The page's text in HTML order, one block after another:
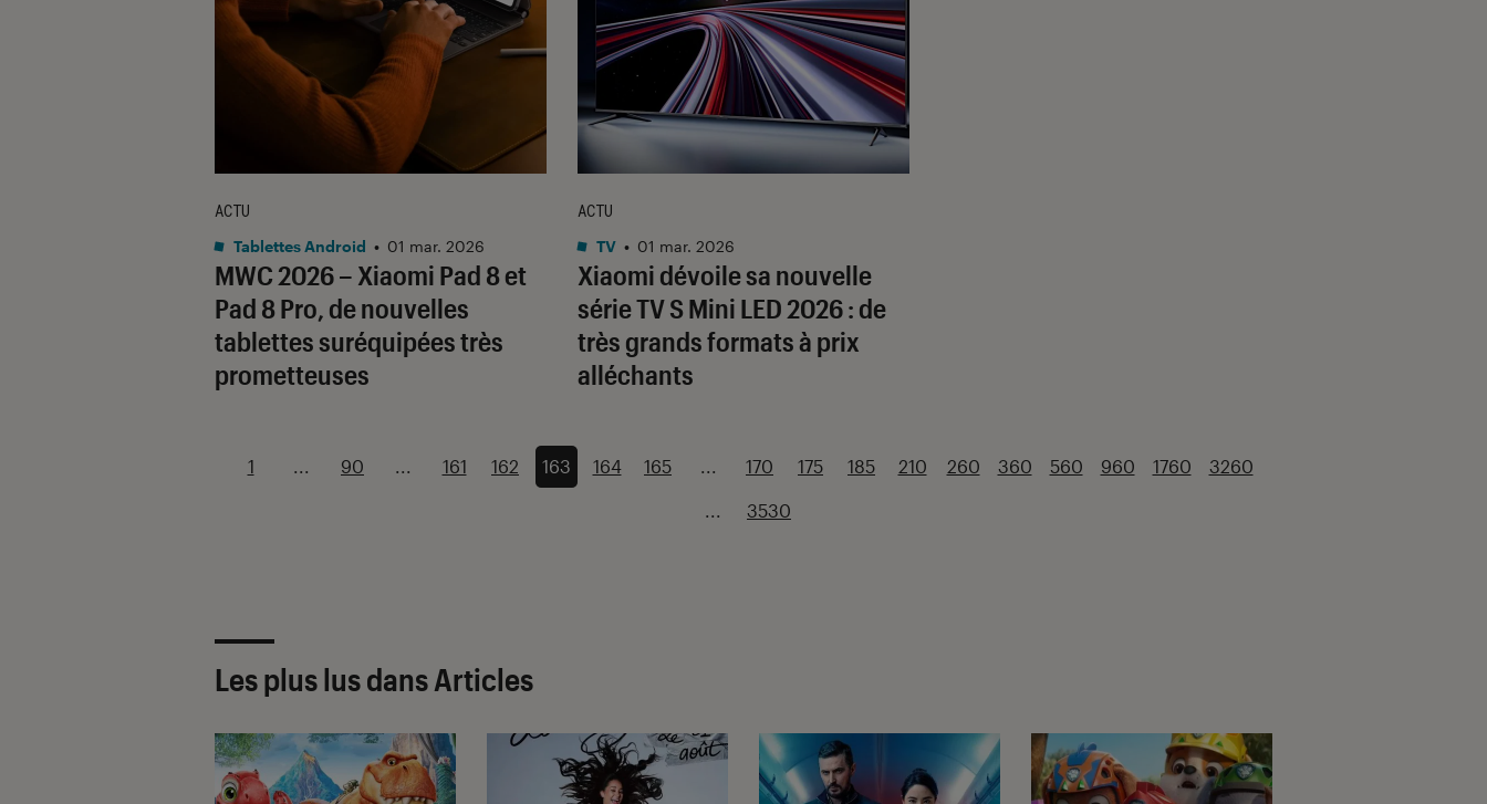
MWC 2026 – Xiaomi Pad 8 et
Pad 8 Pro, de nouvelles
tablettes suréquipées très
prometteuses
ACTU
Tablettes Android • 01 mar. 2026
Xiaomi dévoile sa nouvelle
série TV S Mini LED 2026 : de
très grands formats à prix
alléchants
ACTU
TV • 01 mar. 2026
1 ... 90 ... 161 162 163 164 165 ... 170 175 185 210 260 360 560 960 1760 3260
... 3530
Les plus lus dans Articles